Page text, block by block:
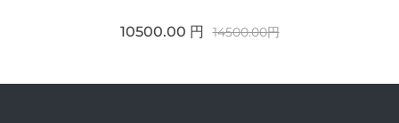
10500.00 円 14500.00円